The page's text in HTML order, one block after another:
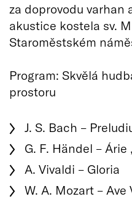
za doprovodu varhan
akustice kostela sv.
Staroměstském
Program: Skvělá
prostoru
J. S. Bach –
G. F. Händel – Árie
A. Vivaldi – Gloria
W. A. Mozart – Ave